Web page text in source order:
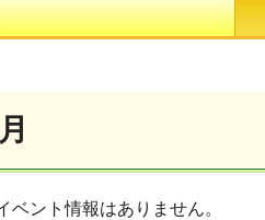
ベント情報はありません。